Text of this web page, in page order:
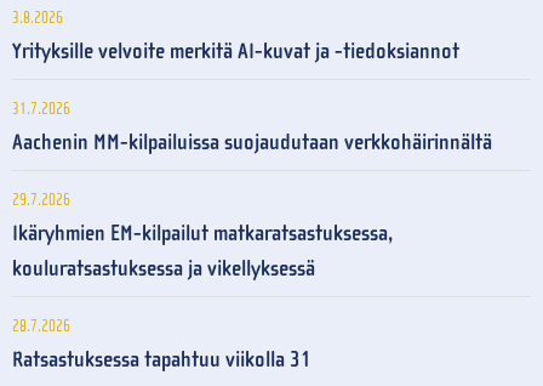
3.8.2026
Yrityksille velvoite merkitä AI-kuvat ja -tiedoksiannot
31.7.2026
Aachenin MM-kilpailuissa suojaudutaan verkkohäirinnältä
29.7.2026
Ikäryhmien EM-kilpailut matkaratsastuksessa,
kouluratsastuksessa ja vikellyksessä
28.7.2026
Ratsastuksessa tapahtuu viikolla 31